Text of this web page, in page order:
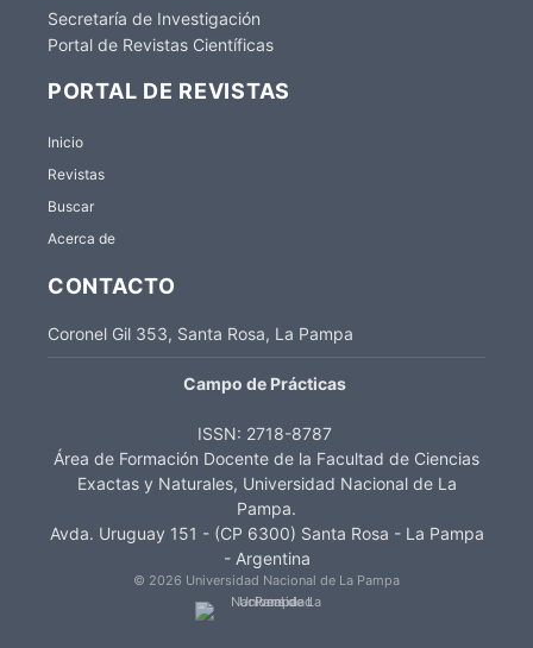
Secretaría de Investigación
Portal de Revistas Científicas
PORTAL DE REVISTAS
Inicio
Revistas
Buscar
Acerca de
CONTACTO
Coronel Gil 353, Santa Rosa, La Pampa
Campo de Prácticas
ISSN: 2718-8787
Área de Formación Docente de la Facultad de Ciencias
Exactas y Naturales, Universidad Nacional de La
Pampa.
Avda. Uruguay 151 - (CP 6300) Santa Rosa - La Pampa
- Argentina
© 2026 Universidad Nacional de La Pampa